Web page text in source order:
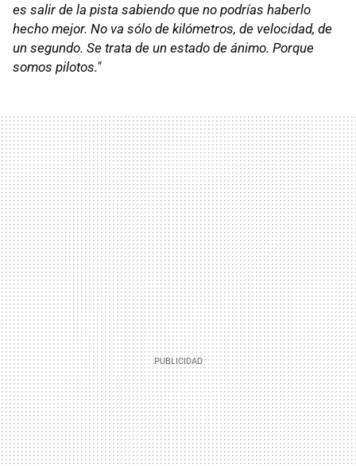
es salir de la pista sabiendo que no podrías haberlo
hecho mejor. No va sólo de kilómetros, de velocidad, de
un segundo. Se trata de un estado de ánimo. Porque
somos pilotos."